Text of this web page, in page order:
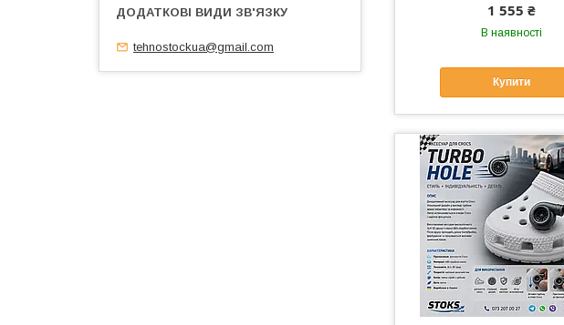
1 555 ₴
В наявності
Купити
tehnostockua@gmail.com